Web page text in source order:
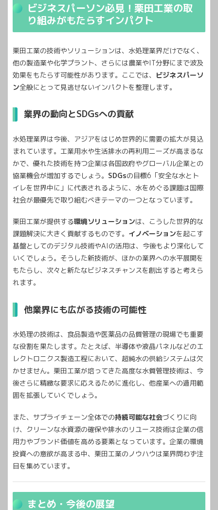
ビジネスパーソン必見！栗田工業の取
り組みがもたらすインパクト
栗田工業の技術やソリューションは、水処理業界だけでなく、
他の製造業や化学プラント、さらには農業やIT分野にまで波及
効果をもたらす可能性があります。ここでは、
ビジネスパーソ
ン全般にとって見逃せないインパクトを整理します。
業界の動向とSDGsへの貢献
水処理業界は今後、アジアをはじめ世界的に需要の拡大が見込
まれています。工業用水や生活排水の再利用ニーズが高まるな
かで、優れた技術を持つ企業は各国政府やグローバル企業との
協業機会が増加するでしょう。 SDGsの目標6「安全な水とト
イレを世界中に」に代表されるように、水をめぐる課題は国際
社会が最優先で取り組むべきテーマの一つとなっています。
栗田工業が提供する環境ソリューションは、こうした世界的な
課題解決に大きく貢献するものです。 イノベーションを起こす
基盤としてのデジタル技術やAIの活用は、今後もより深化して
いくでしょう。そうした新技術が、ほかの業界への水平展開を
もたらし、次々と新たなビジネスチャンスを創出すると考えら
れます。
他業界にも広がる技術の可能性
水処理の技術は、食品製造や医薬品の品質管理の現場でも重要
な役割を果たします。たとえば、半導体や液晶パネルなどのエ
レクトロニクス製造工程において、超純水の供給システムは欠
かせません。栗田工業が培ってきた高度な水質管理技術は、今
後さらに精緻な要求に応えるために進化し、他産業への適用範
囲を拡張していくでしょう。
また、サプライチェーン全体での持続可能な社会づくりに向
け、クリーンな水資源の確保や排水のリユース技術は企業の信
用力やブランド価値を高める要素となっています。企業の環境
投資への意欲が高まる中、栗田工業のノウハウは業界問わず注
目を集めています。
まとめ・今後の展望